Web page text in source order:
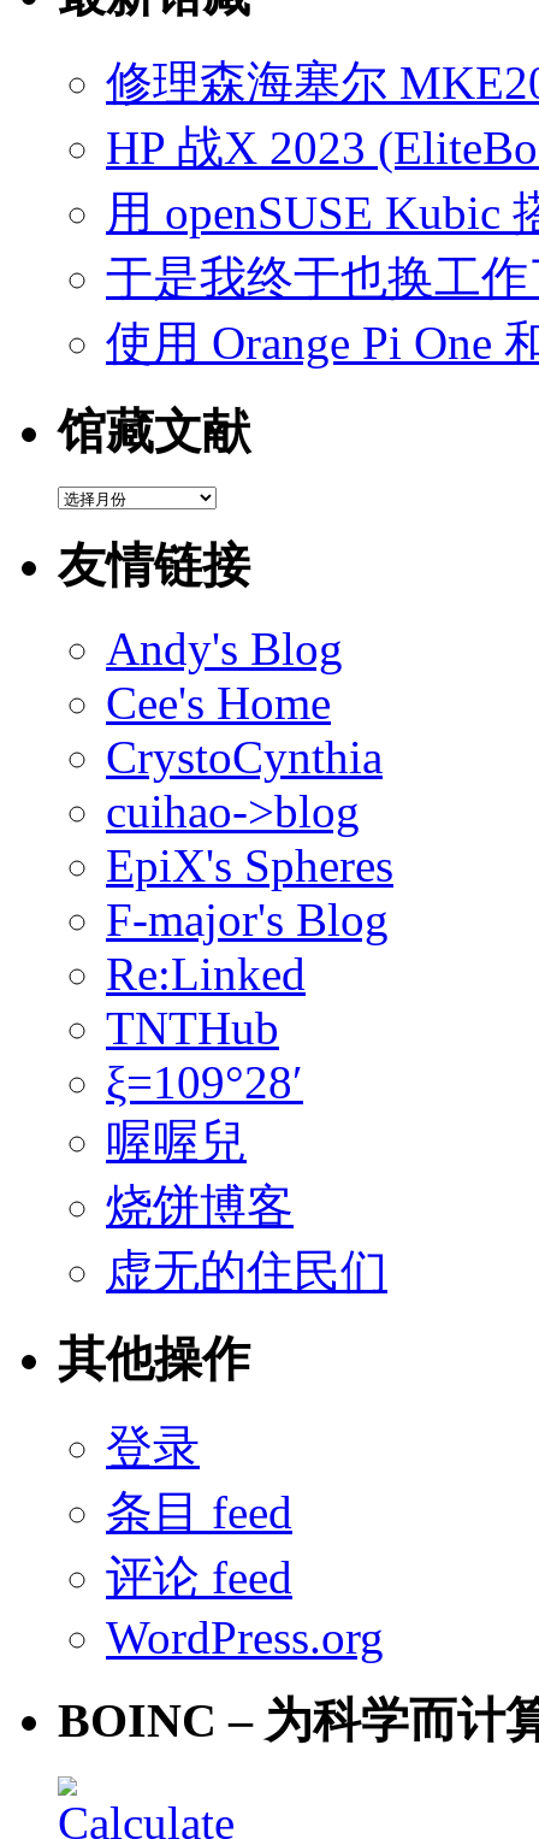
修理森海塞尔
HP 战X 2023
用 openSUSE Kubic
于是我终于也换工作
使用 Orange Pi One
馆藏文献
馆
文
献
友情链接
Andy's Blog
Cee's Home
CrystoCynthia
cuihao->blog
EpiX's Spheres
F-major's Blog
Re:Linked
TNTHub
ξ=109°28′
喔喔兒
烧饼博客
虚无的住民们
其他操作
登录
条目 feed
评论 feed
WordPress.org
BOINC – 为科学而计